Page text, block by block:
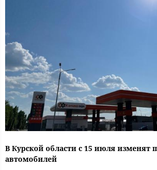
В Курской области с 15 июля изменят
автомобилей